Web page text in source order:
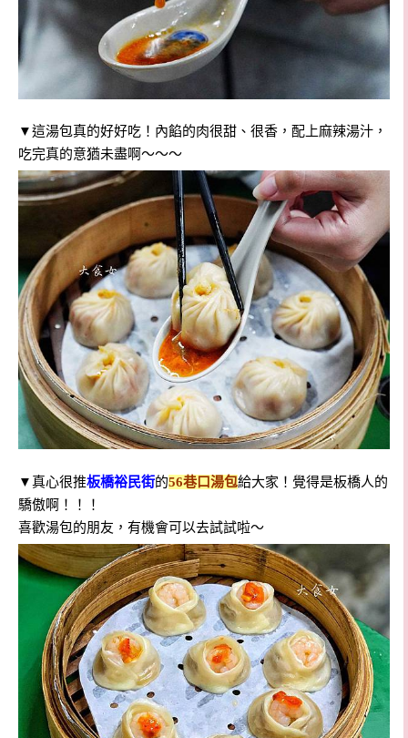
▼這湯包真的好好吃！內餡的肉很甜、很香，配上麻辣湯汁，
吃完真的意猶未盡啊～～～
▼真心很推板橋裕民街的56巷口湯包給大家！覺得是板橋人的
驕傲啊！！！
喜歡湯包的朋友，有機會可以去試試啦～